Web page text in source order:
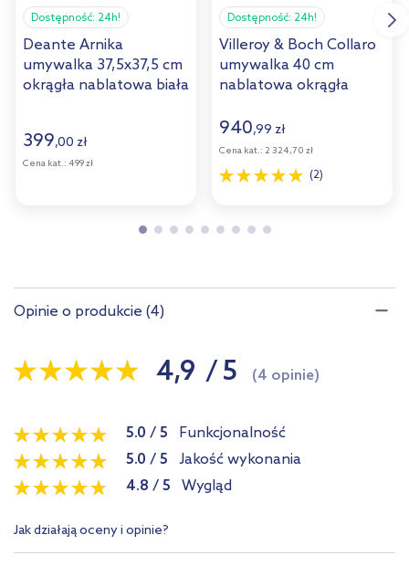
Dostępność: 24h!
Deante Arnika
umywalka 37,5x37,5 cm
okrągła nablatowa biała
399,00 zł
Cena kat.: 499 zł
Dostępność:24h!
Villeroy & Boch Collaro
umywalka 40 cm
nablatowa okrągła
Alpin 4A1840R1
940,99 zł
Cena kat.: 2 324,70 zł
(2)
Opinie o produkcie (4)
4,9 /5 (4 opinie)
5.0 / 5
Funkcjonalność
5.0 / 5
Jakość wykonania
4.8 / 5 Wygląd
Jak działają oceny i opinie?